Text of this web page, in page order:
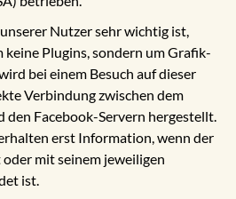
Nutzer sehr wichtig ist,
keine Plugins, sondern um Grafik-
bei einem Besuch auf dieser
Verbindung zwischen dem
den Facebook-Servern hergestellt.
erst Information, wenn der
mit seinem jeweiligen
ist.